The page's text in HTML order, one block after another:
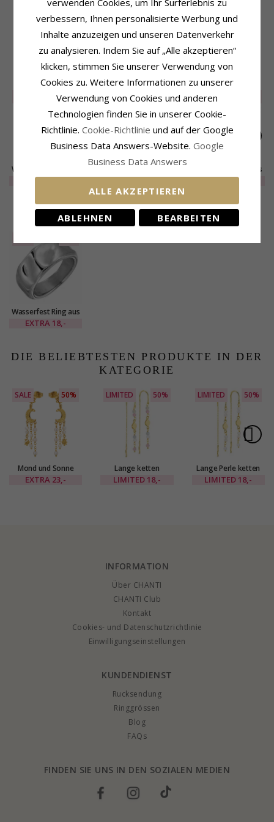
Weitere Wörter:Wasserfest
Ring
Kollektion: OCEANA
Breite, Oben:8,3 mm
Breite, Unten: 4,4 mm
Dicke, Unten:2,0 mm
VERWANDTE PRODUKTE
35%
Wasserfest Ring aus
Stahl - OCEANA
EXTRA21,-
SALE 35%
Stahl - OCEANA
EXTRA18,-
SALE
Wasserfest Ring aus
Stahl - OCEANA
EXTRA19,-
KÜRZLICH ANGESEHENE PRODUKTE
Wasserfest Ring aus
Stahl - OCEANA
EXTRA 18,-
DIE BELIEBTESTEN PRODUKTE IN DER
KATEGORIE
SALE 50%
Mond und Sonne
Ohrringe in
EXTRA 23,-
LIMITED 50%
Lange ketten
ohrringe in
LIMITED 18,-
LIMITED 50%
Lange Perle ketten
ohrringe in
LIMITED 18,-
INFORMATION
Über CHANTI
CHANTI Club
Kontakt
Cookies- und Datenschutzrichtlinie
Einwilligungseinstellungen
KUNDENDIENST
Rucksendung
Ringgrössen
Blog
FAQs
FINDEN SIE UNS IN DEN SOZIALEN MEDIEN
verwenden Cookies, um Ihr Surferlebnis zu
verbessern, Ihnen personalisierte Werbung und
Inhalte anzuzeigen und unseren Datenverkehr
zu analysieren. Indem Sie auf „Alle akzeptieren“
klicken, stimmen Sie unserer Verwendung von
Cookies zu. Weitere Informationen zu unserer
Verwendung von Cookies und anderen
Technologien finden Sie in unserer Cookie-
Richtlinie. Cookie-Richtlinie und auf der Google
Business Data Answers-Website. Google
Business Data Answers
ALLE AKZEPTIEREN
ABLEHNEN BEARBEITEN